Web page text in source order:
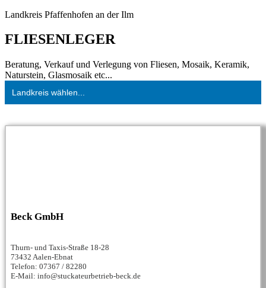
Landkreis Pfaffenhofen an der Ilm
FLIESENLEGER
Beratung, Verkauf und Verlegung von Fliesen, Mosaik, Keramik,
Naturstein, Glasmosaik etc...
Landkreis wählen...
Beck GmbH
Thurn- und Taxis-Straße 18-28
73432 Aalen-Ebnat
Telefon: 07367 / 82280
E-Mail: info@stuckateurbetrieb-beck.de